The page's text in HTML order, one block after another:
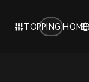
TOPPING HOME